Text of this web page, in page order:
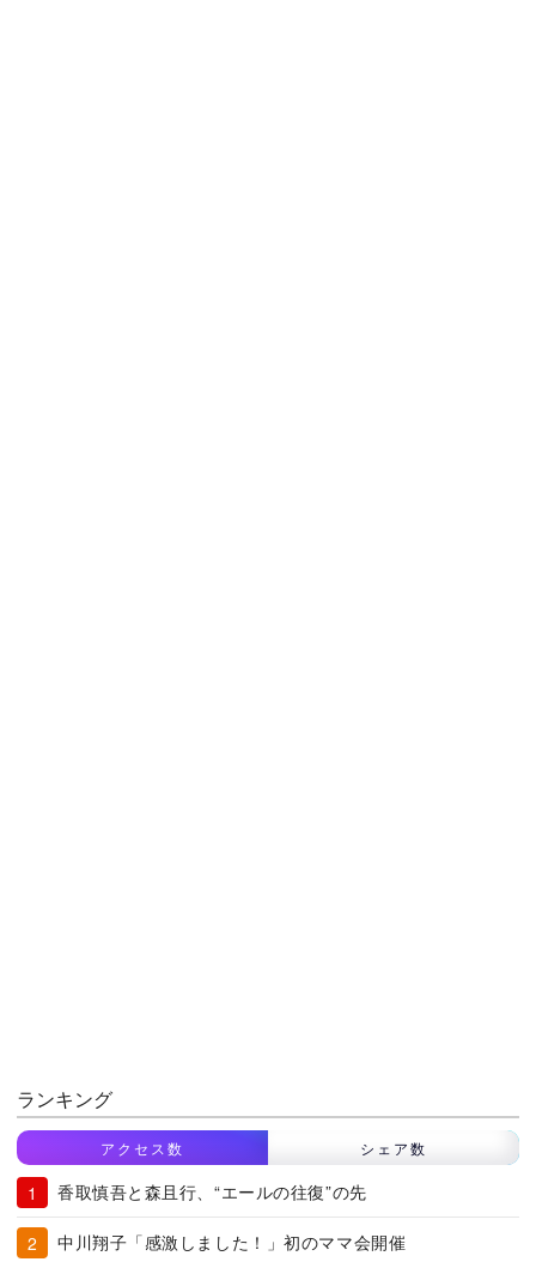
ランキング
アクセス数 シェア数
香取慎吾と森且行、“エールの往復”の先
中川翔子「感激しました！」初のママ会開催